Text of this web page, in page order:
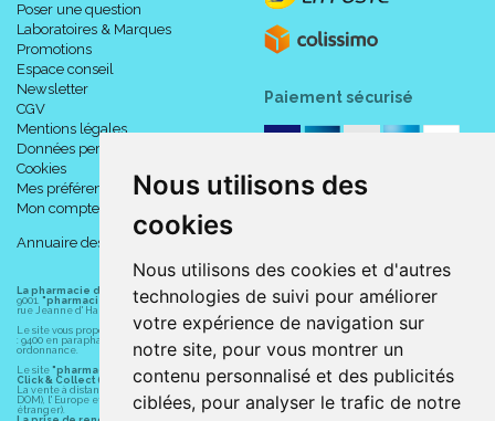
Nous utilisons des
cookies
Nous utilisons des cookies et d'autres
technologies de suivi pour améliorer
votre expérience de navigation sur
notre site, pour vous montrer un
contenu personnalisé et des publicités
ciblées, pour analyser le trafic de notre
Poser une question
Laboratoires & Marques
Promotions
Espace conseil
Newsletter
CGV
Mentions légales
Données personnelles
Cookies
Mes préférences Cookies
Mon compte
Annuaire des pharmacies
Paiement sécurisé
La pharmacie du centre à Albert (80300) est une pharmacie française certifiée ISO
9001. "pharmacie-du-centre-albert.fr "est le site internet de la pharmacie du centre
rue Jeanne d' Harcourt, 80300 Albert.
Le site vous propose un large choix de plus de 11000 références, au prix les plus bas possible
: 9400 en parapharmacie, animaux, orthopédie, matériel médical. 1700 en médicaments sans
ordonnance.
Le site "pharmacie-du-centre-albert.fr" vous propose les service suivants :
Click & Collect (retrait gratuit dans la pharmacie).
La vente à distance chez vous et/ou chez un commerçant sur la France (Andorre, Monaco et
DOM), l' Europe et le monde entier (livraison assuré par Colissimo et ses partenaires à l'
étranger).